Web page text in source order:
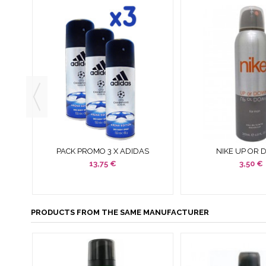
PACK PROMO 3 X ADIDAS
CHAMPIONS LEAGUE DEO SPRAY
13,75 €
NIKE UP OR
DESODORANTE3,50 €
PRODUCTS FROM THE SAME MANUFACTURER